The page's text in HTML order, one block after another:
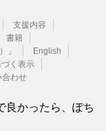
支援内容
書籍
」
English
く表示
合わせ
良かったら、ぽち